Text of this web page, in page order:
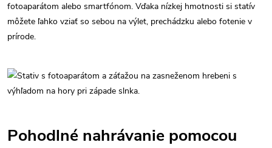
fotoaparátom alebo smartfónom. Vďaka nízkej hmotnosti si statív
môžete ľahko vziať so sebou na výlet, prechádzku alebo fotenie v
prírode.
Pohodlné nahrávanie pomocou